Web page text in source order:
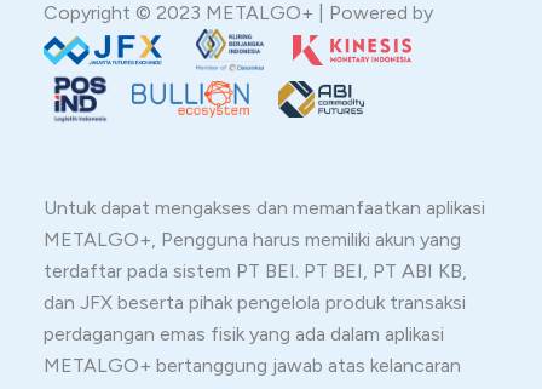
Copyright © 2023 METALGO+ | Powered by
Untuk dapat mengakses dan memanfaatkan aplikasi
METALGO+, Pengguna harus memiliki akun yang
terdaftar pada sistem PT BEI. PT BEI, PT ABI KB,
dan JFX beserta pihak pengelola produk transaksi
perdagangan emas fisik yang ada dalam aplikasi
METALGO+ bertanggung jawab atas kelancaran